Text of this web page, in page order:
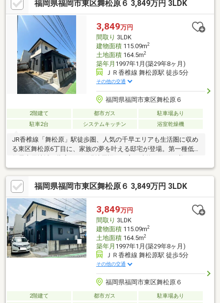
関しても予算を含めてわかりやすくご説明させていただきます。
SUUMOからのご予約後、来店時に簡単なアンケート記入で、
Amazonギフト1000円分贈呈♪また来店されたお客様全員にお菓子
詰め放題プレゼント♪☆・・☆・・☆・・☆・・☆・・☆・・
☆・・☆・・☆・・☆
福岡県福岡市東区舞松原６ 3,849万円 3LDK
3,849万円
間取り 3LDK
建物面積115.09m2
土地面積164.5m2
築年月 1997年1月(築29年8ヶ月)
ＪＲ香椎線 舞松原駅 徒歩5分
その他の交通
福岡県福岡市東区舞松原６
2階建て 都市ガス
駐車場あり
駐車2台
システムキッチン 浴室乾燥機
JR香椎線「舞松原」駅徒歩圏、人気の千早エリアも生活圏に収め
る東区舞松原6丁目に、家族の夢を叶える邸宅が登場。第一種低層
街並みと開放的な空が広がる閑静な住宅街です。舞松原小学校を
はじめ教育施設が身近に揃い、子育て世帯にも安心のロケーショ
ン。建物は、光と風の通り道を綿密に計算した建築設計。心地よ
い陽光が差し込む開放的なリビングを中心に、家族が自然と集ま
る空間を実現しました。都市の利便性を享受しながら、落ち着い
た環境で永住を叶える理想のライフステージ。建築のプロが細部
までこだわり抜いた住まいを、ぜひ現地でご体感ください。
福岡県福岡市東区舞松原６ 3,849万円 3LDK
3,849万円
間取り 3LDK
建物面積115.09m2
土地面積164.5m2
築年月 1997年1月(築29年8ヶ月)
ＪＲ香椎線 舞松原駅 徒歩5分
その他の交通
福岡県福岡市東区舞松原６
2階建て 都市ガス
駐車場あり